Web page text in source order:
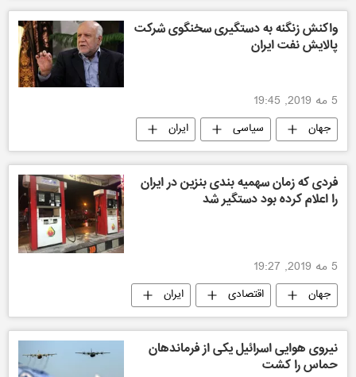
واكنش زنگنه به دستگیری سخنگوی شرکت
پالایش نفت ایران
5 مه 2019, 19:45
جهان سیاسی ایران
فردی که زمان سهمیه بندی بنزین در ایران
را اعلام کرده بود دستگیر شد
5 مه 2019, 19:27
جهان اقتصادی ایران
نیروی هوایی اسرائیل یکی از فرماندهان
حماس را کشت